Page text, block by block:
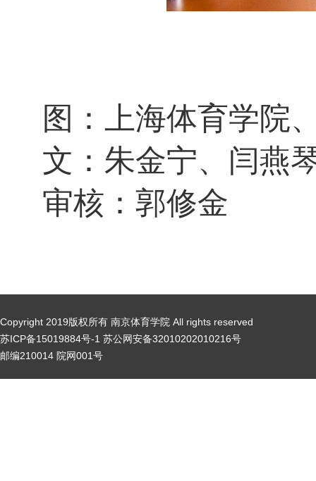
图：上海体育学院
文：朱金宁、闫燕
审核：郭修金
Copyright 2019版权所有 南京体育学院 All rights reserved
苏ICP备15019884号-1 苏公网安备32010202010216号
邮编210014 院网001号